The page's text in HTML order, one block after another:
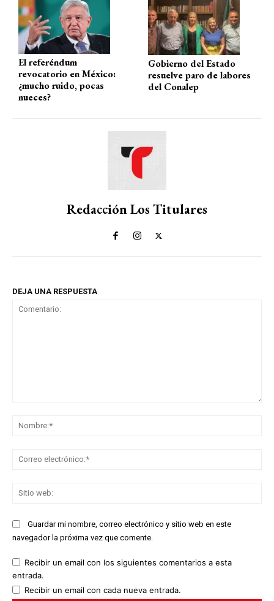
El referéndum
revocatorio en México:
¿mucho ruido, pocas
nueces?
Gobierno del Estado
resuelve paro de labores
del Conalep
Redacción Los Titulares
DEJA UNA RESPUESTA
Guardar mi nombre, correo electrónico y sitio web en este
navegador la próxima vez que comente.
Recibir un email con los siguientes comentarios a esta
entrada.
Recibir un email con cada nueva entrada.